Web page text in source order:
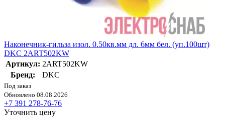
Наконечник-гильза изол. 0.50кв.мм дл. 6мм бел. (уп.100шт)
DKC 2ART502KW
Артикул: 2ART502KW
Бренд:
DKC
Под заказ
Обновлено 08.08.2026
+7 391 278-76-76
Уточнить цену